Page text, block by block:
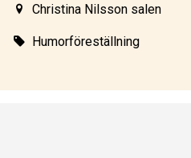
Christina Nilsson salen
Humorföreställning